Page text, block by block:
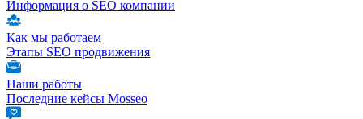
Информация о SEO компании
Как мы работаем
Этапы SEO продвижения
Наши работы
Последние кейсы Mosseo